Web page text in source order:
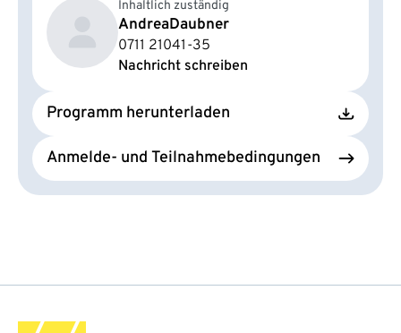
Inhaltlich zuständig
AndreaDaubner
0711 21041-35
Nachricht schreiben
Programm herunterladen
Anmelde- und Teilnahmebedingungen